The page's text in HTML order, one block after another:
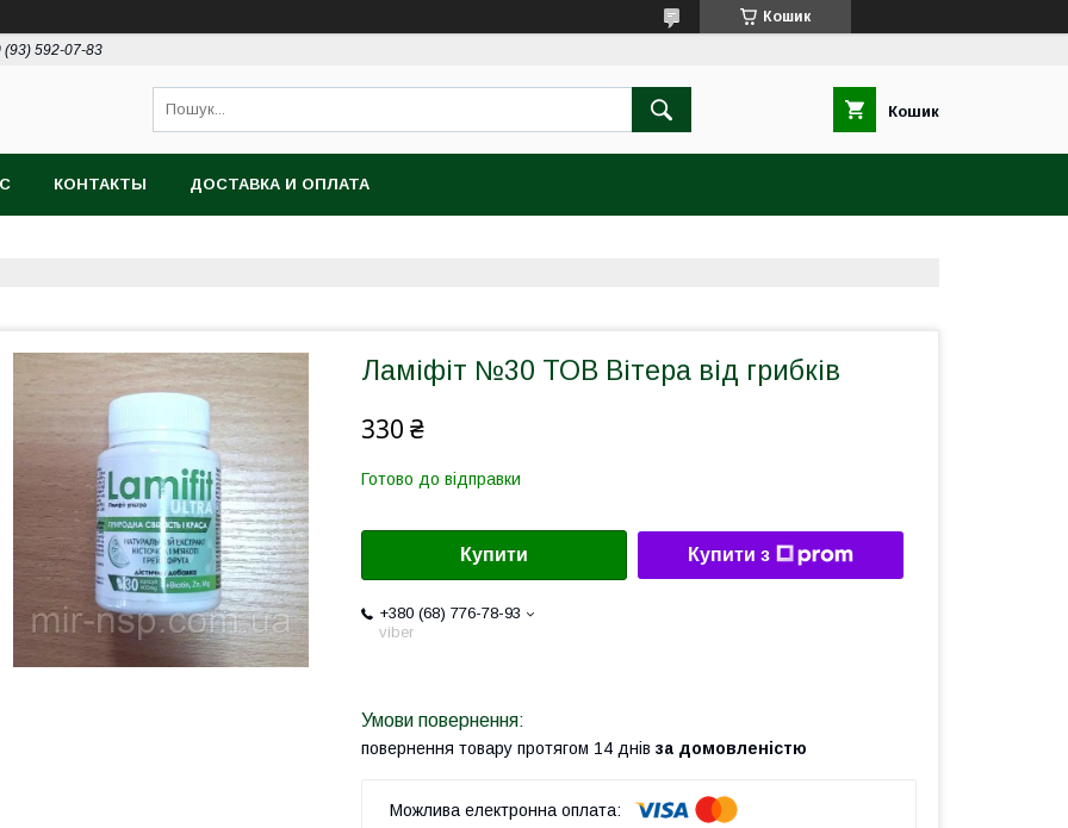
Кошик
(93) 592-07-83
Кошик
КОНТАКТЫ ДОСТАВКА И ОПЛАТА
Ламіфіт №30 ТОВ Вітера від грибків
330 ₴
Готово до відправки
Купити Купити з
+380 (68) 776-78-93
viber
повернення товару протягом 14 днів за домовленістю